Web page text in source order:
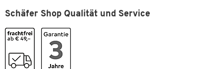
Tiefe [mm] 300
Farben
Farbe
Schäfer Shop Qualität und Service